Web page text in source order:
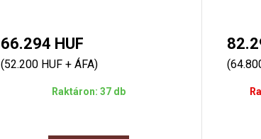
66.294 HUF
(52.200 HUF + ÁFA)
Raktáron: 37 db